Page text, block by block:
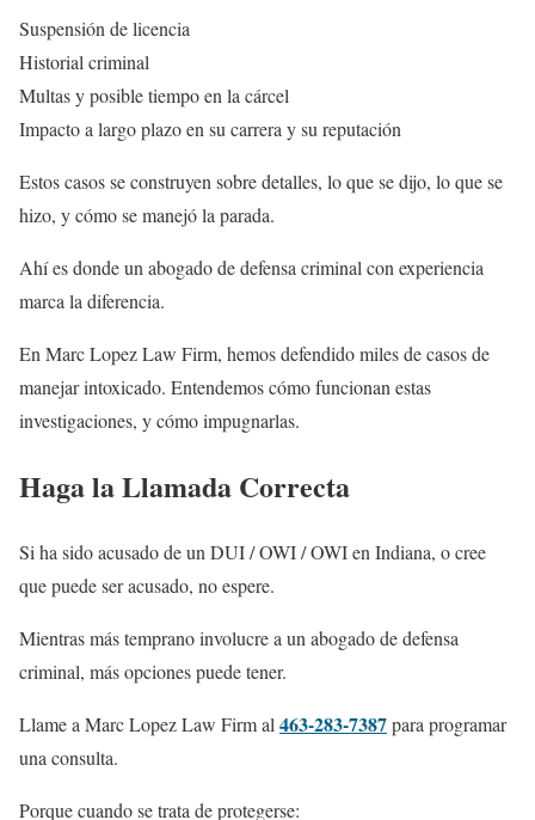
Suspensión de licencia
Historial criminal
Multas y posible tiempo en la cárcel
Impacto a largo plazo en su carrera y su reputación
Estos casos se construyen sobre detalles, lo que se dijo, lo que se
hizo, y cómo se manejó la parada.
Ahí es donde un abogado de defensa criminal con experiencia
marca la diferencia.
En Marc Lopez Law Firm, hemos defendido miles de casos de
manejar intoxicado. Entendemos cómo funcionan estas
investigaciones, y cómo impugnarlas.
Haga la Llamada Correcta
Si ha sido acusado de un DUI / OWI / OWI en Indiana, o cree
que puede ser acusado, no espere.
Mientras más temprano involucre a un abogado de defensa
criminal, más opciones puede tener.
Llame a Marc Lopez Law Firm al463-283-7387para programar
una consulta.
Porque cuando se trata de protegerse: